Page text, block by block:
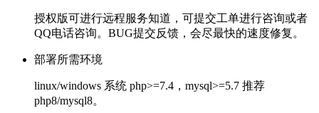
授权版可进行远程服务知道，可提交工单进行咨询或者
QQ电话咨询。BUG提交反馈，会尽最快的速度修复。
部署所需环境
linux/windows 系统 php>=7.4，mysql>=5.7 推荐
php8/mysql8。